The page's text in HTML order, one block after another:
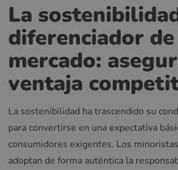
La
diferenciador de
mercado:
ventaja
La sostenibilidad ha trascendido su
para convertirse en una expectativa
consumidores exigentes. Los
adoptan de forma auténtica la